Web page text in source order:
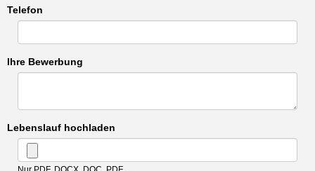
Telefon
Ihre Bewerbung
Lebenslauf hochladen